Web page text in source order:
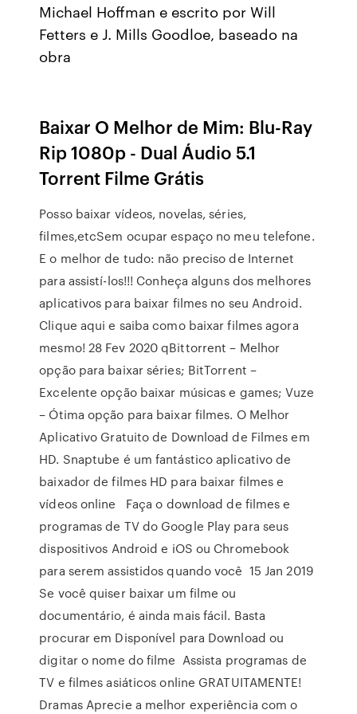
Michael Hoffman e escrito por Will
Fetters e J. Mills Goodloe, baseado na
obra
Baixar O Melhor de Mim: Blu-Ray
Rip 1080p - Dual Áudio 5.1
Torrent Filme Grátis
Posso baixar vídeos, novelas, séries,
filmes,etcSem ocupar espaço no meu telefone.
E o melhor de tudo: não preciso de Internet
para assistí-los!!! Conheça alguns dos melhores
aplicativos para baixar filmes no seu Android.
Clique aqui e saiba como baixar filmes agora
mesmo! 28 Fev 2020 qBittorrent – Melhor
opção para baixar séries; BitTorrent –
Excelente opção baixar músicas e games; Vuze
– Ótima opção para baixar filmes. O Melhor
Aplicativo Gratuito de Download de Filmes em
HD. Snaptube é um fantástico aplicativo de
baixador de filmes HD para baixar filmes e
vídeos online Faça o download de filmes e
programas de TV do Google Play para seus
dispositivos Android e iOS ou Chromebook
para serem assistidos quando você 15 Jan 2019
Se você quiser baixar um filme ou
documentário, é ainda mais fácil. Basta
procurar em Disponível para Download ou
digitar o nome do filme Assista programas de
TV e filmes asiáticos online GRATUITAMENTE!
Dramas Aprecie a melhor experiência com o